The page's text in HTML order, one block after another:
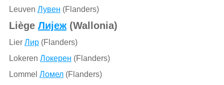
Leuven Лувен (Flanders)
Liège Лијеж(Wallonia)
Lier Лир(Flanders)
Lokeren Локерен (Flanders)
Lommel Ломел(Flanders)